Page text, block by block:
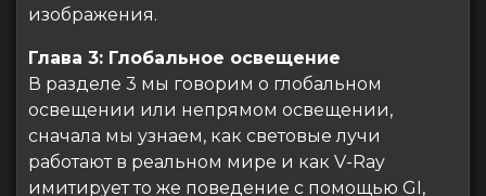
изображения.
Глава 3: Глобальное освещение
В разделе 3 мы говорим о глобальном
освещении или непрямом освещении,
сначала мы узнаем, как световые лучи
работают в реальном мире и как V-Ray
имитирует то же поведение с помощью GI,